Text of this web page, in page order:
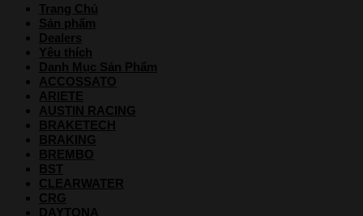
Trang Chủ
Sản phẩm
Dealers
Yêu thích
Danh Mục Sản Phẩm
ACCOSSATO
ARIETE
AUSTIN RACING
BRAKETECH
BRAKING
BREMBO
BST
CLEARWATER
CRG
DAYTONA